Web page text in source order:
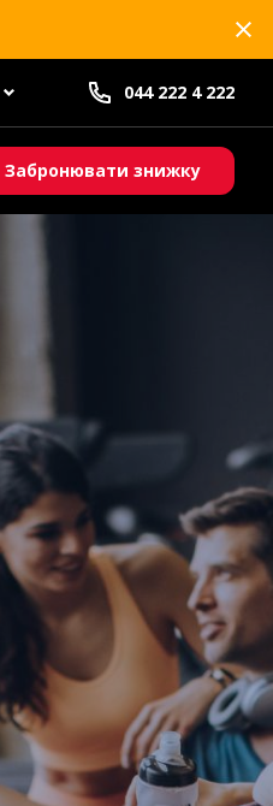
044 222 4 222
Забронювати знижку